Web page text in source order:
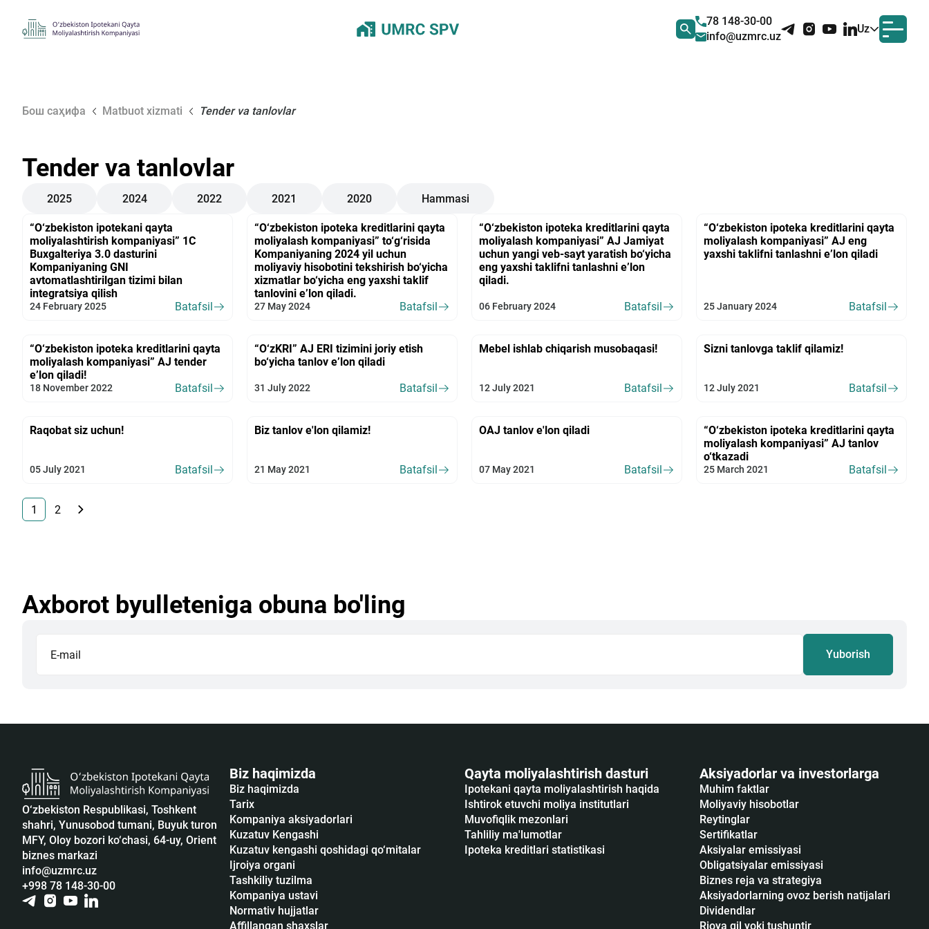
78 148-30-00
info@uzmrc.uz
Uz
Бош саҳифа Matbuot xizmati Tender va tanlovlar
Tender va tanlovlar
2025 2024 2022 2021 2020 Hammasi
“O‘zbekiston ipotekani qayta
moliyalashtirish kompaniyasi” 1C
Buxgalteriya 3.0 dasturini
Kompaniyaning GNI
avtomatlashtirilgan tizimi bilan
integratsiya qilish
24 February 2025 Batafsil
“O‘zbekiston ipoteka kreditlarini qayta
moliyalash kompaniyasi” to‘g‘risida
Kompaniyaning 2024 yil uchun
moliyaviy hisobotini tekshirish bo‘yicha
xizmatlar bo‘yicha eng yaxshi taklif
tanlovini e’lon qiladi.
27 May 2024 Batafsil
“O‘zbekiston ipoteka kreditlarini qayta
moliyalash kompaniyasi” AJ Jamiyat
uchun yangi veb-sayt yaratish bo‘yicha
eng yaxshi taklifni tanlashni e’lon
qiladi.
06 February 2024 Batafsil
“O‘zbekiston ipoteka kreditlarini qayta
moliyalash kompaniyasi” AJ eng
yaxshi taklifni tanlashni e’lon qiladi
25 January 2024 Batafsil
“O‘zbekiston ipoteka kreditlarini qayta
moliyalash kompaniyasi” AJ tender
e’lon qiladi!
18 November 2022 Batafsil
“O‘zKRI” AJ ERI tizimini joriy etish
bo‘yicha tanlov e’lon qiladi
31 July 2022 Batafsil
Mebel ishlab chiqarish musobaqasi!
12 July 2021 Batafsil
Sizni tanlovga taklif qilamiz!
12 July 2021 Batafsil
Raqobat siz uchun!
05 July 2021 Batafsil
Biz tanlov e'lon qilamiz!
21 May 2021 Batafsil
OAJ tanlov e'lon qiladi
07 May 2021 Batafsil
“O‘zbekiston ipoteka kreditlarini qayta
moliyalash kompaniyasi” AJ tanlov
o‘tkazadi
25 March 2021 Batafsil
1 2
Axborot byulleteniga obuna bo'ling
Yuborish
O‘zbekiston Respublikasi, Toshkent
shahri, Yunusobod tumani, Buyuk turon
MFY, Oloy bozori ko‘chasi, 64-uy, Orient
biznes markazi
info@uzmrc.uz
+998 78 148-30-00
Biz haqimizda
Biz haqimizda
Tarix
Kompaniya aksiyadorlari
Kuzatuv Kengashi
Kuzatuv kengashi qoshidagi qo‘mitalar
Ijroiya organi
Tashkiliy tuzilma
Kompaniya ustavi
Normativ hujjatlar
Affillangan shaxslar
Qayta moliyalashtirish dasturi
Ipotekani qayta moliyalashtirish haqida
Ishtirok etuvchi moliya institutlari
Muvofiqlik mezonlari
Tahliliy ma'lumotlar
Ipoteka kreditlari statistikasi
Aksiyadorlar va investorlarga
Muhim faktlar
Moliyaviy hisobotlar
Reytinglar
Sertifikatlar
Аksiyalar emissiyasi
Obligatsiyalar emissiyasi
Biznes reja va strategiya
Aksiyadorlarning ovoz berish natijalari
Dividendlar
Rioya qil yoki tushuntir